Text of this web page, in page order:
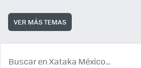
VER MÁS TEMAS